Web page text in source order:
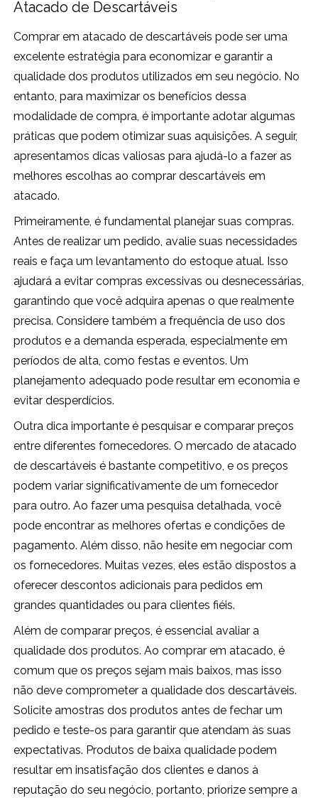
Atacado de Descartáveis
Comprar em atacado de descartáveis pode ser uma
excelente estratégia para economizar e garantir a
qualidade dos produtos utilizados em seu negócio. No
entanto, para maximizar os benefícios dessa
modalidade de compra, é importante adotar algumas
práticas que podem otimizar suas aquisições. A seguir,
apresentamos dicas valiosas para ajudá-lo a fazer as
melhores escolhas ao comprar descartáveis em
atacado.
Primeiramente, é fundamental planejar suas compras.
Antes de realizar um pedido, avalie suas necessidades
reais e faça um levantamento do estoque atual. Isso
ajudará a evitar compras excessivas ou desnecessárias,
garantindo que você adquira apenas o que realmente
precisa. Considere também a frequência de uso dos
produtos e a demanda esperada, especialmente em
períodos de alta, como festas e eventos. Um
planejamento adequado pode resultar em economia e
evitar desperdícios.
Outra dica importante é pesquisar e comparar preços
entre diferentes fornecedores. O mercado de atacado
de descartáveis é bastante competitivo, e os preços
podem variar significativamente de um fornecedor
para outro. Ao fazer uma pesquisa detalhada, você
pode encontrar as melhores ofertas e condições de
pagamento. Além disso, não hesite em negociar com
os fornecedores. Muitas vezes, eles estão dispostos a
oferecer descontos adicionais para pedidos em
grandes quantidades ou para clientes fiéis.
Além de comparar preços, é essencial avaliar a
qualidade dos produtos. Ao comprar em atacado, é
comum que os preços sejam mais baixos, mas isso
não deve comprometer a qualidade dos descartáveis.
Solicite amostras dos produtos antes de fechar um
pedido e teste-os para garantir que atendam às suas
expectativas. Produtos de baixa qualidade podem
resultar em insatisfação dos clientes e danos à
reputação do seu negócio, portanto, priorize sempre a